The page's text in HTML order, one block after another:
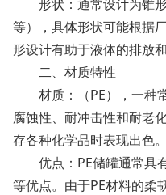
形状：通常设计为锥形
等），具体形状可能根据
形设计有助于液体的排放
二、材质特性
材质：（PE），一种
腐蚀性、耐冲击性和耐老
存各种化学品时表现出色。
优点：PE储罐通常具
等优点。由于PE材料的柔